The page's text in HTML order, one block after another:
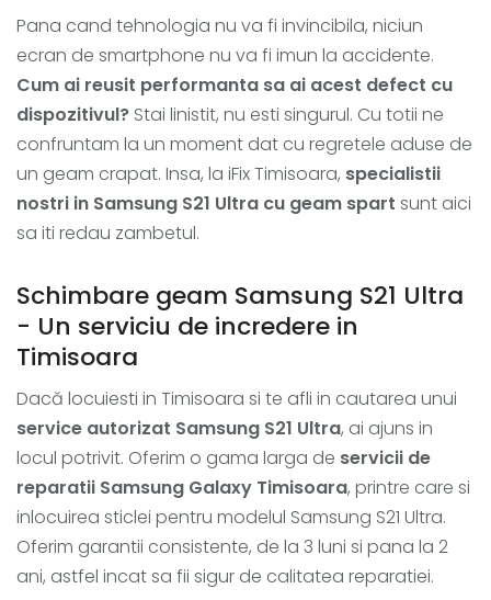
Pana cand tehnologia nu va fi invincibila, niciun
ecran de smartphone nu va fi imun la accidente.
Cum ai reusit performanta sa ai acest defect cu
dispozitivul? Stai linistit, nu esti singurul. Cu totii ne
confruntam la un moment dat cu regretele aduse de
un geam crapat. Insa, la iFix Timisoara, specialistii
nostri in Samsung S21 Ultra cu geam spart sunt aici
sa iti redau zambetul.
Schimbare geam Samsung S21 Ultra
- Un serviciu de incredere in
Timisoara
Dacă locuiesti in Timisoara si te afli in cautarea unui
service autorizat Samsung S21 Ultra, ai ajuns in
locul potrivit. Oferim o gama larga de servicii de
reparatii Samsung Galaxy Timisoara, printre care si
inlocuirea sticlei pentru modelul Samsung S21 Ultra.
Oferim garantii consistente, de la 3 luni si pana la 2
ani, astfel incat sa fii sigur de calitatea reparatiei.